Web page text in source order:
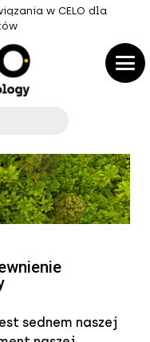
w CELO dla
sednem naszej